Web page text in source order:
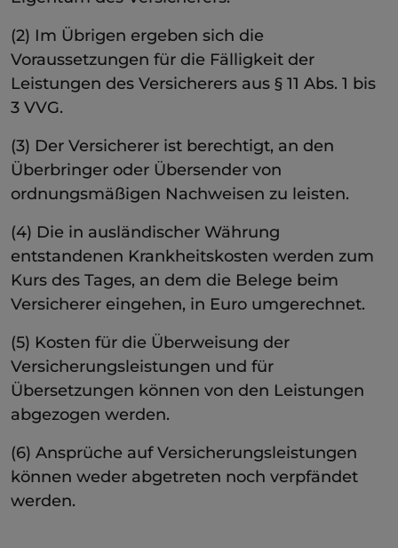
(2) Im Übrigen ergeben sich die
Voraussetzungen für die Fälligkeit der
Leistungen des Versicherers aus § 11 Abs. 1 bis
3 VVG.
(3) Der Versicherer ist berechtigt, an den
Überbringer oder Übersender von
ordnungsmäßigen Nachweisen zu leisten.
(4) Die in ausländischer Währung
entstandenen Krankheitskosten werden zum
Kurs des Tages, an dem die Belege beim
Versicherer eingehen, in Euro umgerechnet.
(5) Kosten für die Überweisung der
Versicherungsleistungen und für
Übersetzungen können von den Leistungen
abgezogen werden.
(6) Ansprüche auf Versicherungsleistungen
können weder abgetreten noch verpfändet
werden.